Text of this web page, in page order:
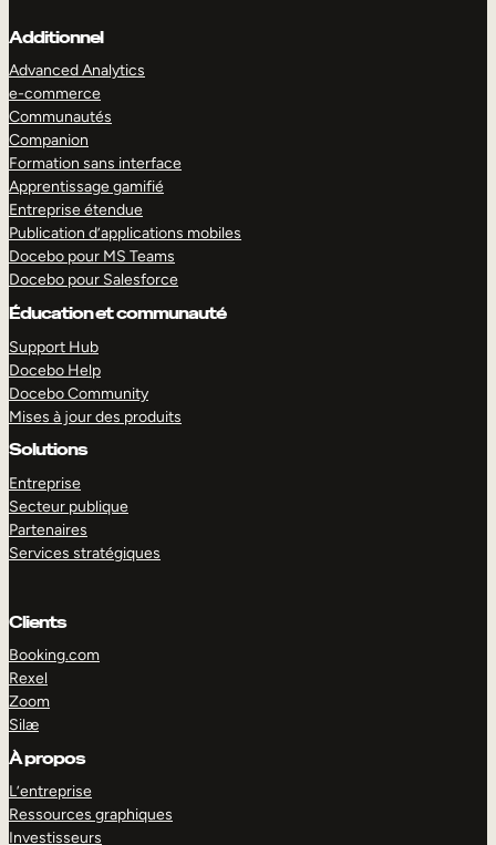
Additionnel
Advanced Analytics
e-commerce
Communautés
Companion
Formation sans interface
Apprentissage gamifié
Entreprise étendue
Publication d’applications mobiles
Docebo pour MS Teams
Docebo pour Salesforce
Éducation et communauté
Support Hub
Docebo Help
Docebo Community
Mises à jour des produits
Solutions
Entreprise
Secteur publique
Partenaires
Services stratégiques
Clients
Booking.com
Rexel
Zoom
Silæ
À propos
L’entreprise
Ressources graphiques
Investisseurs